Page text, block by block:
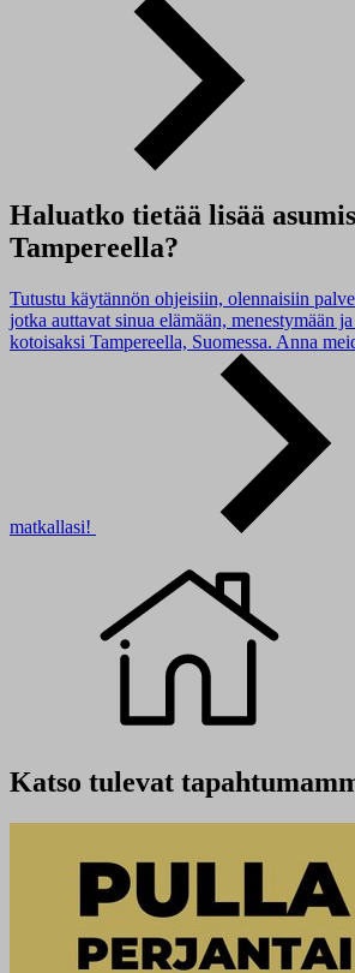
Haluatko tietää lisää
Tampereella?
Tutustu käytännön ohjeisiin, olennaisiin
jotka auttavat sinua elämään, menestymään
kotoisaksi Tampereella, Suomessa. Anna
matkallasi!
Katso tulevat